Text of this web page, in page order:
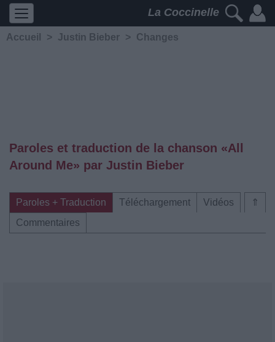
La Coccinelle
Accueil > Justin Bieber > Changes
Paroles et traduction de la chanson «All
Around Me» par Justin Bieber
⇑
Paroles + Traduction Téléchargement
Vidéos
Commentaires